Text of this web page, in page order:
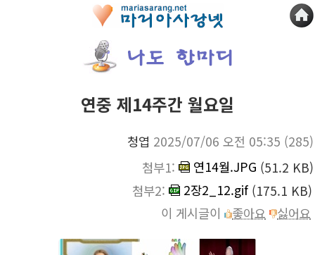
연중 제14주간 월요일
청엽 2025/07/06 오전 05:35 (285)
첨부1:
연14월.JPG (51.2 KB)
첨부2:
2장2_12.gif (175.1 KB)
이 게시글이
좋아요 싫어요